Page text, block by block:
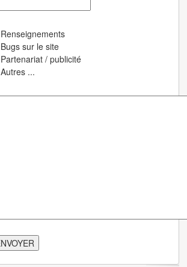
Renseignements
Bugs sur le site
Partenariat / publicité
Autres ...